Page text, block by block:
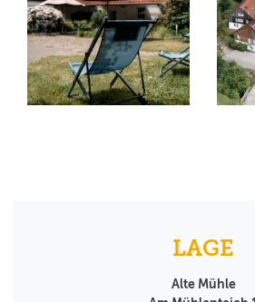
LAGE
Alte Mühle